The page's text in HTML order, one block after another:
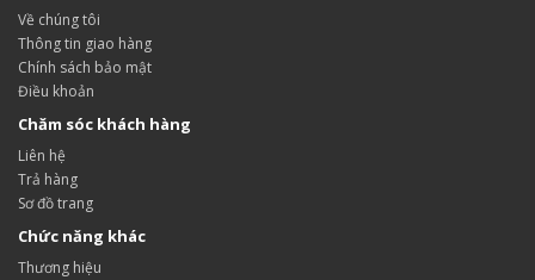
Về chúng tôi
Thông tin giao hàng
Chính sách bảo mật
Điều khoản
Chăm sóc khách hàng
Liên hệ
Trả hàng
Sơ đồ trang
Chức năng khác
Thương hiệu